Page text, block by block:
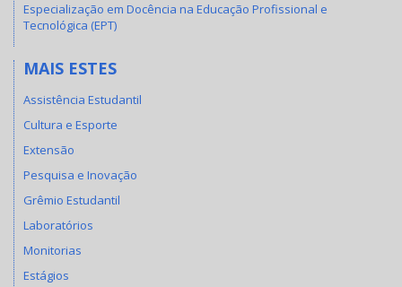
Especialização em Docência na Educação Profissional e
Tecnológica (EPT)
MAIS ESTES
Assistência Estudantil
Cultura e Esporte
Extensão
Pesquisa e Inovação
Grêmio Estudantil
Laboratórios
Monitorias
Estágios